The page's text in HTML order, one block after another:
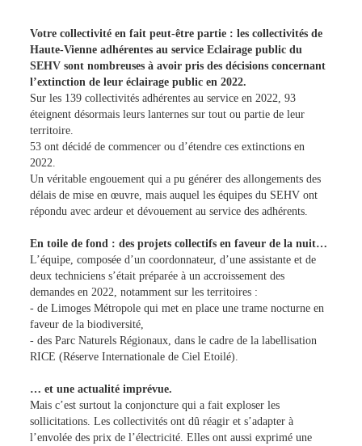
Votre collectivité en fait peut-être partie : les collectivités de
Haute-Vienne adhérentes au service Eclairage public du
SEHV sont nombreuses à avoir pris des décisions concernant
l’extinction de leur éclairage public en 2022.
Sur les 139 collectivités adhérentes au service en 2022, 93
éteignent désormais leurs lanternes sur tout ou partie de leur
territoire.
53 ont décidé de commencer ou d’étendre ces extinctions en
2022.
Un véritable engouement qui a pu générer des allongements des
délais de mise en œuvre, mais auquel les équipes du SEHV ont
répondu avec ardeur et dévouement au service des adhérents.
En toile de fond : des projets collectifs en faveur de la nuit…
L’équipe, composée d’un coordonnateur, d’une assistante et de
deux techniciens s’était préparée à un accroissement des
demandes en 2022, notamment sur les territoires :
- de Limoges Métropole qui met en place une trame nocturne en
faveur de la biodiversité,
- des Parc Naturels Régionaux, dans le cadre de la labellisation
RICE (Réserve Internationale de Ciel Etoilé).
… et une actualité imprévue.
Mais c’est surtout la conjoncture qui a fait exploser les
sollicitations. Les collectivités ont dû réagir et s’adapter à
l’envolée des prix de l’électricité. Elles ont aussi exprimé une